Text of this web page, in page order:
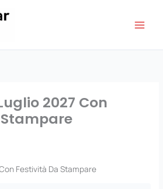
2027 Con
Festività Da Stampare